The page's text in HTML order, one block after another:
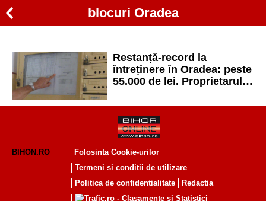
blocuri Oradea
Restanță-record la
întreținere în Oradea: peste
55.000 de lei. Proprietarul
de 5 ani
BIHON.RO
Folosinta Cookie-urilor
Termeni si conditii de utilizare
Politica de confidentialitate
Redactia